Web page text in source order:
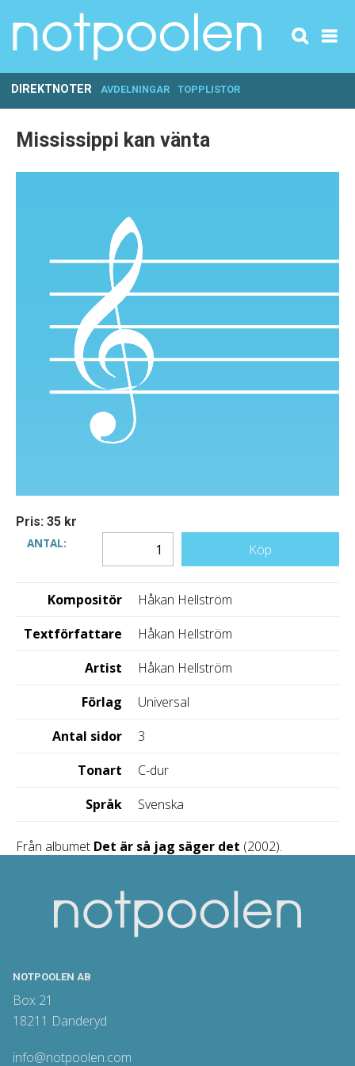
DIREKTNOTER AVDELNINGAR TOPPLISTOR
Mississippi kan vänta
Pris: 35 kr
ANTAL:
Köp
Kompositör
Håkan Hellström
Textförfattare
Håkan Hellström
Artist
Håkan Hellström
Förlag
Universal
Antal sidor
3
Tonart
C-dur
Språk
Svenska
Från albumet Det är så jag säger det (2002).
NOTPOOLEN AB
Box 21
18211 Danderyd
info@notpoolen.com